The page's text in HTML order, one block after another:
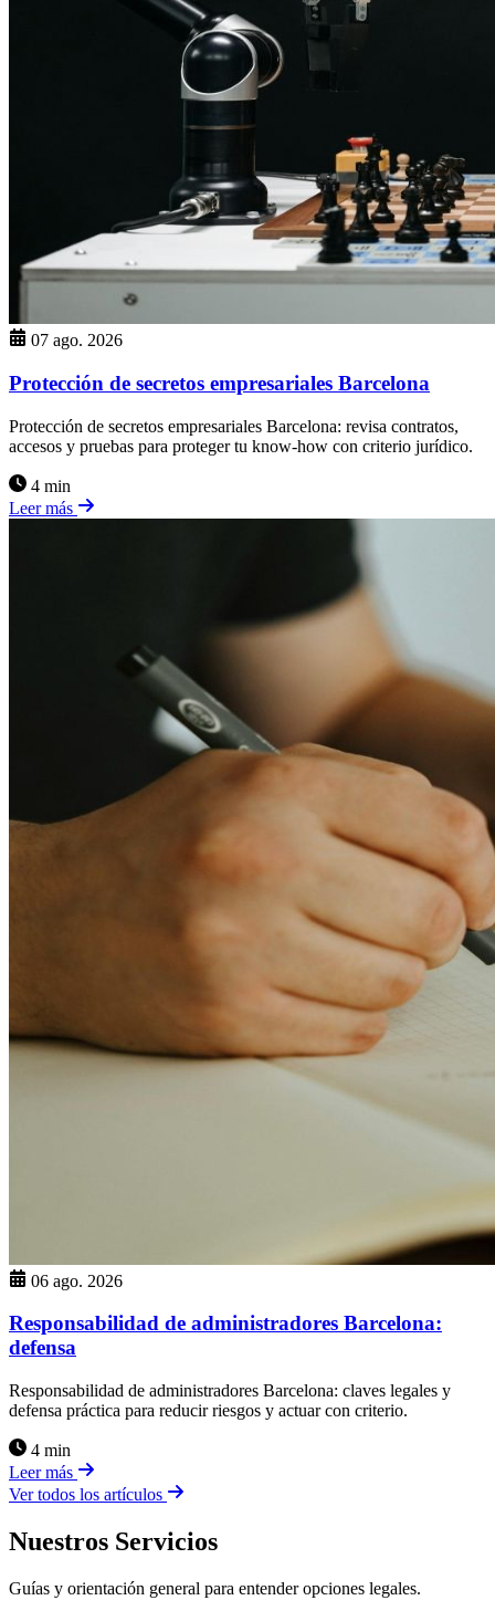
07 ago. 2026
Protección de secretos empresariales Barcelona
Protección de secretos empresariales Barcelona: revisa contratos,
accesos y pruebas para proteger tu know-how con criterio jurídico.
4 min
Leer más
06 ago. 2026
Responsabilidad de administradores Barcelona:
defensa
Responsabilidad de administradores Barcelona: claves legales y
defensa práctica para reducir riesgos y actuar con criterio.
4 min
Leer más
Ver todos los artículos
Nuestros Servicios
Guías y orientación general para entender opciones legales.